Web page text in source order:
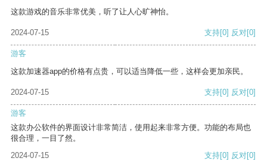
这款游戏的音乐非常优美，听了让人心旷神怡。
2024-07-15 支持[0] 反对[0]
游客
这款加速器app的价格有点贵，可以适当降低一些，这样会更加亲民。
2024-07-15 支持[0] 反对[0]
游客
这款办公软件的界面设计非常简洁，使用起来非常方便。功能的布局也
很合理，一目了然。
2024-07-15
支持[0] 反对[0]